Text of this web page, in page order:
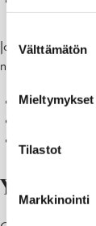
valinta
Välttämätön
Mieltymykset
Tilastot
Markkinointi
Jos olet
niin rekisteröidy
Sijaista,
Sovellus on